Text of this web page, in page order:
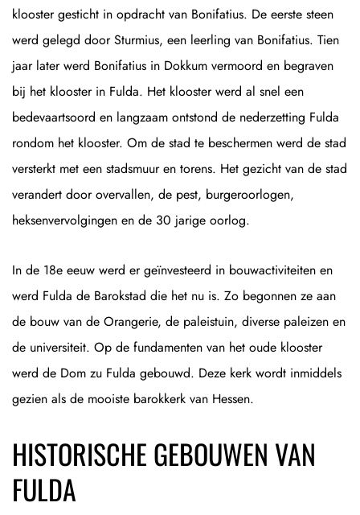
klooster gesticht in opdracht van Bonifatius. De eerste steen
werd gelegd door Sturmius, een leerling van Bonifatius. Tien
jaar later werd Bonifatius in Dokkum vermoord en begraven
bij het klooster in Fulda. Het klooster werd al snel een
bedevaartsoord en langzaam ontstond de nederzetting Fulda
rondom het klooster. Om de stad te beschermen werd de stad
versterkt met een stadsmuur en torens. Het gezicht van de stad
verandert door overvallen, de pest, burgeroorlogen,
heksenvervolgingen en de 30 jarige oorlog.
In de 18e eeuw werd er geïnvesteerd in bouwactiviteiten en
werd Fulda de Barokstad die het nu is. Zo begonnen ze aan
de bouw van de Orangerie, de paleistuin, diverse paleizen en
de universiteit. Op de fundamenten van het oude klooster
werd de Dom zu Fulda gebouwd. Deze kerk wordt inmiddels
gezien als de mooiste barokkerk van Hessen.
HISTORISCHE GEBOUWEN VAN
FULDA